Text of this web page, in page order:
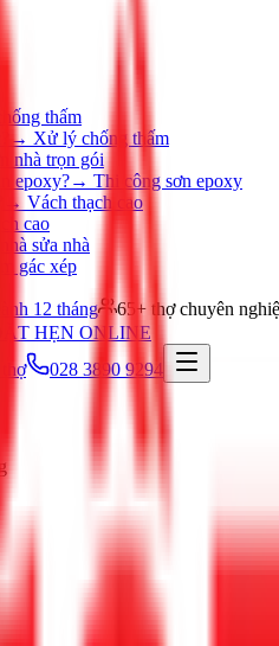
thấm
→ Xử lý chống thấm
nhà trọn gói
epoxy?→ Thi công sơn epoxy
→ Vách thạch cao
cao
sửa nhà
gác xép
12 tháng
65+ thợ chuyên
ĐẶT HẸN ONLINE
028 3890 9294